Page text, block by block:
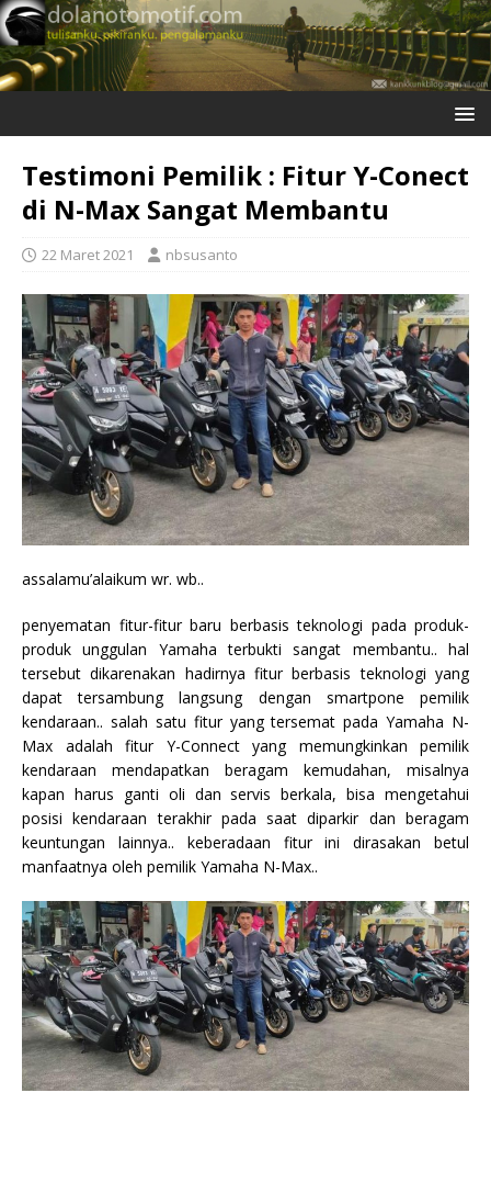
Testimoni Pemilik : Fitur Y-Conect
di N-Max Sangat Membantu
22 Maret 2021 nbsusanto
assalamu’alaikum wr. wb..
penyematan fitur-fitur baru berbasis teknologi pada produk-
produk unggulan Yamaha terbukti sangat membantu.. hal
tersebut dikarenakan hadirnya fitur berbasis teknologi yang
dapat tersambung langsung dengan smartpone pemilik
kendaraan.. salah satu fitur yang tersemat pada Yamaha N-
Max adalah fitur Y-Connect yang memungkinkan pemilik
kendaraan mendapatkan beragam kemudahan, misalnya
kapan harus ganti oli dan servis berkala, bisa mengetahui
posisi kendaraan terakhir pada saat diparkir dan beragam
keuntungan lainnya.. keberadaan fitur ini dirasakan betul
manfaatnya oleh pemilik Yamaha N-Max..